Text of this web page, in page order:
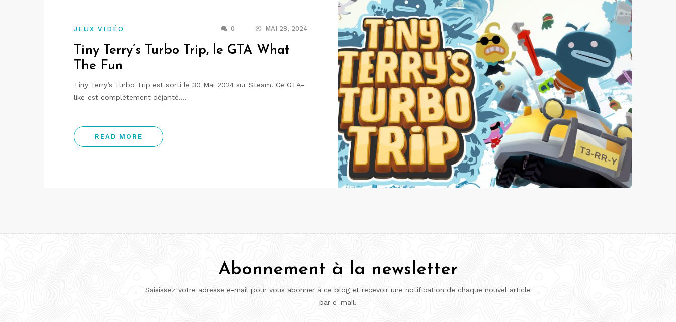
JEUX VIDÉO 0 MAI 28, 2024
Tiny Terry’s Turbo Trip, le GTA What
The Fun
Tiny Terry’s Turbo Trip est sorti le 30 Mai 2024 sur Steam. Ce GTA-
like est complètement déjanté.…
READ MORE
Abonnement à la newsletter
Saisissez votre adresse e-mail pour vous abonner à ce blog et recevoir une notification de chaque nouvel article
par e-mail.